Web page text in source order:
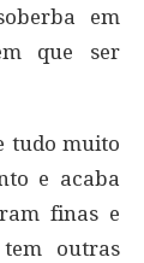
em
que ser
tudo muito
e acaba
finas e
outras